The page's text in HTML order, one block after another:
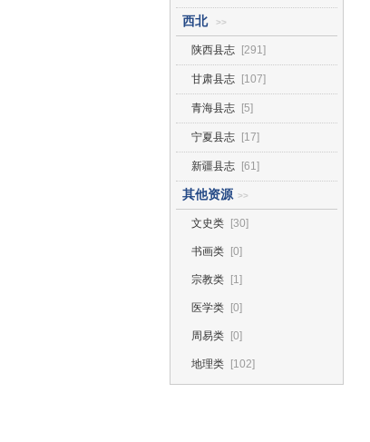
西北 >>
陕西县志 [291]
甘肃县志 [107]
青海县志 [5]
宁夏县志 [17]
新疆县志 [61]
其他资源 >>
文史类 [30]
书画类 [0]
宗教类 [1]
医学类 [0]
周易类 [0]
地理类 [102]